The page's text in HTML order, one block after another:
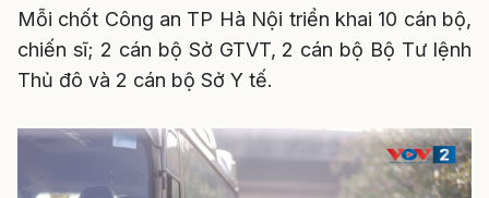
Mỗi chốt Công an TP Hà Nội triển khai 10 cán bộ,
chiến sĩ; 2 cán bộ Sở GTVT, 2 cán bộ Bộ Tư lệnh
Thủ đô và 2 cán bộ Sở Y tế.